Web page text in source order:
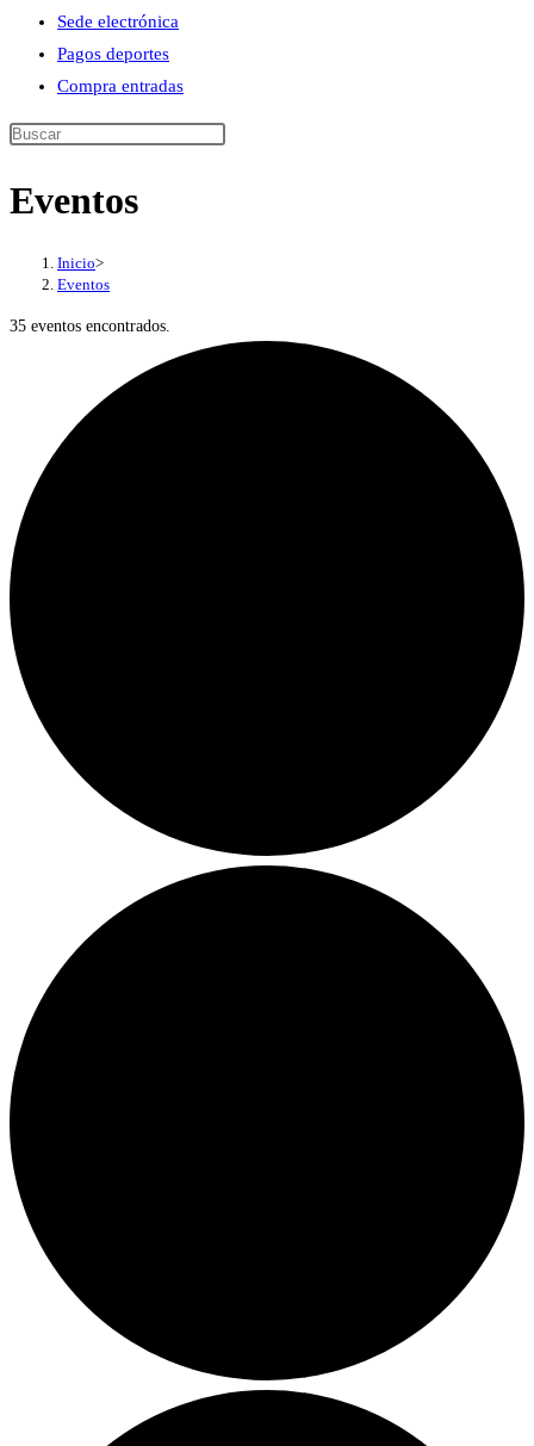
Sede electrónica
Pagos deportes
Compra entradas
Buscar
esta
Eventos
Inicio>
Eventos
35 eventos encontrados.